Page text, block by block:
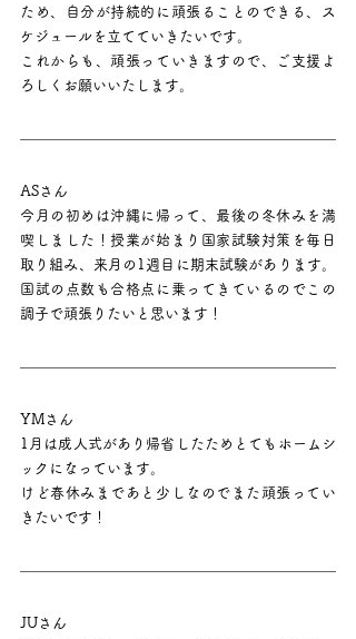
ため、自分が持続的に頑張ることのできる、ス
ケジュールを立てていきたいです。
これからも、頑張っていきますので、ご支援よ
ろしくお願いいたします。
ASさん
今月の初めは沖縄に帰って、最後の冬休みを満
喫しました！授業が始まり国家試験対策を毎日
取り組み、来月の1週目に期末試験があります。
国試の点数も合格点に乗ってきているのでこの
調子で頑張りたいと思います！
YMさん
1月は成人式があり帰省したためとてもホームシ
ックになっています。
けど春休みまであと少しなのでまた頑張ってい
きたいです！
JUさん